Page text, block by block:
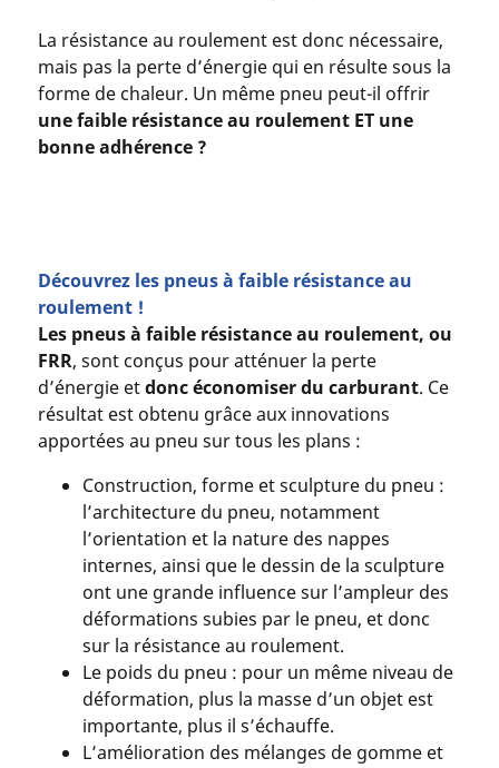
La résistance au roulement est donc nécessaire,
mais pas la perte d’énergie qui en résulte sous la
forme de chaleur. Un même pneu peut-il offrir
une faible résistance au roulement ET une
bonne adhérence ?
Découvrez les pneus à faible résistance au
roulement !
Les pneus à faible résistance au roulement, ou
FRR, sont conçus pour atténuer la perte
d’énergie etdonc économiser du carburant. Ce
résultat est obtenu grâce aux innovations
apportées au pneu sur tous les plans :
Construction, forme et sculpture du pneu :
l’architecture du pneu, notamment
l’orientation et la nature des nappes
internes, ainsi que le dessin de la sculpture
ont une grande influence sur l’ampleur des
déformations subies par le pneu, et donc
sur la résistance au roulement.
Le poids du pneu : pour un même niveau de
déformation, plus la masse d’un objet est
importante, plus il s’échauffe.
L’amélioration des mélanges de gomme et